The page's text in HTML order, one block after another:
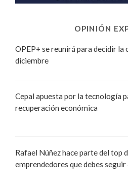
OPINIÓN
OPEP+ se reunirá para decidir la
diciembre
Cepal apuesta por la tecnología
recuperación económica
Rafael Núñez hace parte del top
emprendedores que debes